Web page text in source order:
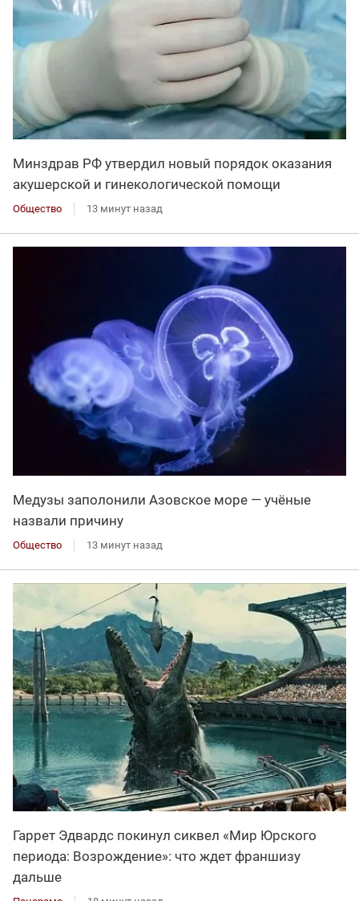
Минздрав РФ утвердил новый порядок оказания
акушерской и гинекологической помощи
Общество 13 минут назад
Медузы заполонили Азовское море — учёные
назвали причину
Общество 13 минут назад
Гаррет Эдвардс покинул сиквел «Мир Юрского
периода: Возрождение»: что ждет франшизу
дальше